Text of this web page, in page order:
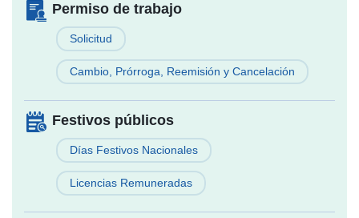
Permiso de trabajo
Solicitud
Cambio, Prórroga, Reemisión y Cancelación
Festivos públicos
Días Festivos Nacionales
Licencias Remuneradas